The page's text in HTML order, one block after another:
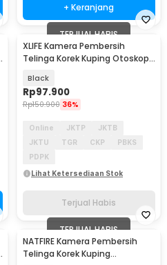
+ Keranjang
TERJUAL HABIS
XLIFE Kamera Pembersih
Telinga Korek Kuping Otoskop
Black
Rp97.900
Rp150.900 36%
Online JKTP
JKTB
JKTU
TGR CKP
PBKS
PDPK
Lihat Ketersediaan Stok
Terjual Habis
TERJUAL HABIS
NATFIRE Kamera Pembersih
Telinga Korek Kuping